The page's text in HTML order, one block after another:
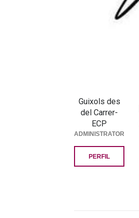
Guixols des
del Carrer-
ECP
ADMINISTRATOR
PERFIL